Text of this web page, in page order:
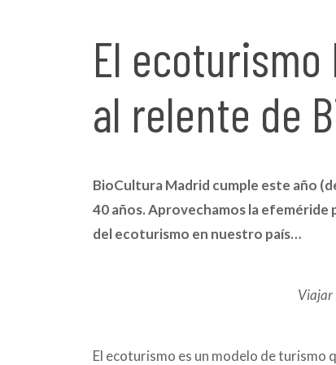
El ecoturismo
al relente de
BioCultura Madrid cumple este año
40 años. Aprovechamos la efeméride
del ecoturismo en nuestro país…
Viajar
El ecoturismo es un modelo de turismo